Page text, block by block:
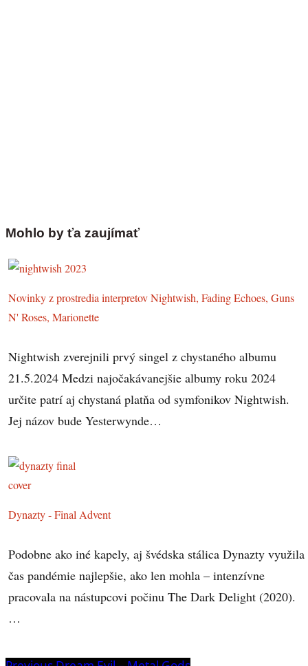
Mohlo by ťa zaujímať
Novinky z prostredia interpretov Nightwish, Fading Echoes, Guns
N' Roses, Marionette
Nightwish zverejnili prvý singel z chystaného albumu
21.5.2024 Medzi najočakávanejšie albumy roku 2024
určite patrí aj chystaná platňa od symfonikov Nightwish.
Jej názov bude Yesterwynde…
Dynazty - Final Advent
Podobne ako iné kapely, aj švédska stálica Dynazty využila
čas pandémie najlepšie, ako len mohla – intenzívne
pracovala na nástupcovi počinu The Dark Delight (2020).
…